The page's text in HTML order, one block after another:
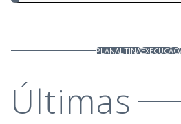
PLANALTINAEXECUÇÃO
Últimas